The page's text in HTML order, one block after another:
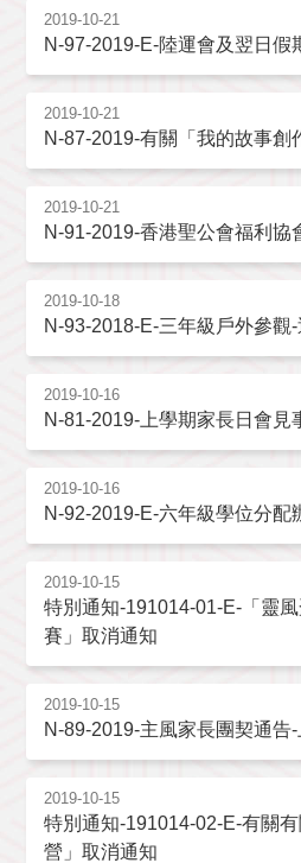
2019-10-21
N-97-2019-E-陸運會及翌日假
2019-10-21
N-87-2019-有關「我的故事創
2019-10-21
N-91-2019-香港聖公會福利協
2019-10-18
N-93-2018-E-三年級戶外參觀
2019-10-16
N-81-2019-上學期家長日會見
2019-10-16
N-92-2019-E-六年級學位分配
2019-10-15
特別通知-191014-01-E-「靈
賽」取消通知
2019-10-15
N-89-2019-主風家長團契通告-
2019-10-15
特別通知-191014-02-E-有關
營」取消通知